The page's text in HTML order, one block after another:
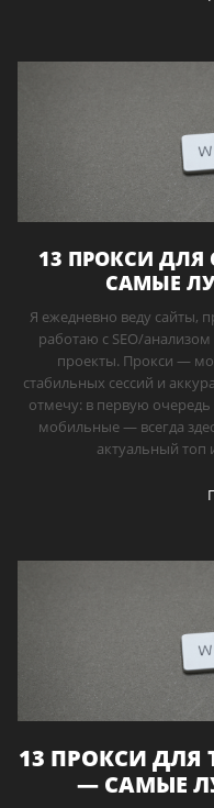
13 ПРОКСИ ДЛЯ
САМЫЕ
Я ежедневно веду сайты,
работаю с SEO/
проекты. Прокси —
стабильных сессий и
отмечу: в первую
мобильные — всегда
актуальный топ
13 ПРОКСИ ДЛЯ
— САМЫЕ